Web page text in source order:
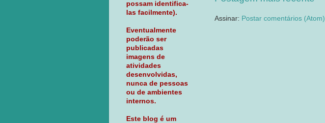
Assinar: Postar comentários (Atom)
possam identifica-
las facilmente).
Eventualmente
poderão ser
publicadas
imagens de
atividades
desenvolvidas,
nunca de pessoas
ou de ambientes
internos.
Este blog é um